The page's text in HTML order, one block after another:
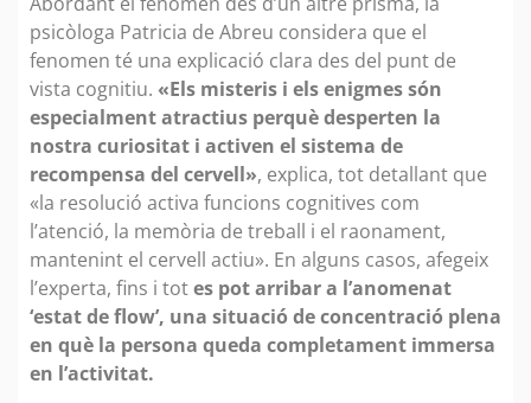
psicòloga Patricia de Abreu considera que el
fenomen té una explicació clara des del punt de
vista cognitiu. «Els misteris i els enigmes són
especialment atractius perquè desperten la
nostra curiositat i activen el sistema de
recompensa del cervell», explica, tot detallant que
«la resolució activa funcions cognitives com
l’atenció, la memòria de treball i el raonament,
mantenint el cervell actiu». En alguns casos, afegeix
l’experta, fins i totes pot arribar a l’anomenat
‘estat de flow’, una situació de concentració plena
en què la persona queda completament immersa
en l’activitat.